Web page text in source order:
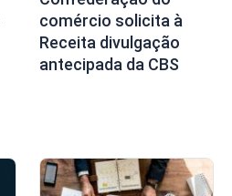
comércio solicita à
Receita divulgação
antecipada da CBS